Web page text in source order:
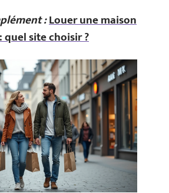
:Louer une maison
quel site choisir ?